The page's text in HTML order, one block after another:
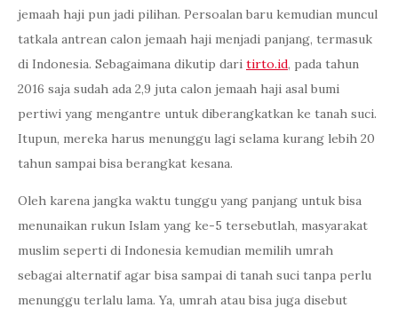
jemaah haji pun jadi pilihan. Persoalan baru kemudian muncul
tatkala antrean calon jemaah haji menjadi panjang, termasuk
di Indonesia. Sebagaimana dikutip dari tirto.id, pada tahun
2016 saja sudah ada 2,9 juta calon jemaah haji asal bumi
pertiwi yang mengantre untuk diberangkatkan ke tanah suci.
Itupun, mereka harus menunggu lagi selama kurang lebih 20
tahun sampai bisa berangkat kesana.
Oleh karena jangka waktu tunggu yang panjang untuk bisa
menunaikan rukun Islam yang ke-5 tersebutlah, masyarakat
muslim seperti di Indonesia kemudian memilih umrah
sebagai alternatif agar bisa sampai di tanah suci tanpa perlu
menunggu terlalu lama. Ya, umrah atau bisa juga disebut